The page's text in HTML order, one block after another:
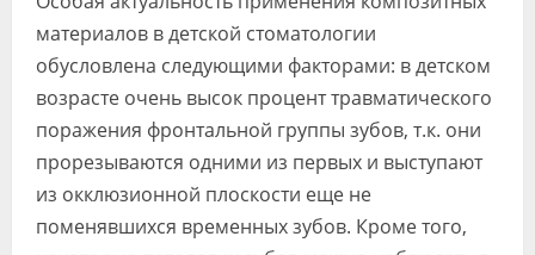
Форум
Клиники
Специалисты
Галерея
материалов в детской стоматологии
обусловлена следующими факторами: в детском
возрасте очень высок процент травматического
поражения фронтальной группы зубов, т.к. они
прорезываются одними из первых и выступают
из окклюзионной плоскости еще не
поменявшихся временных зубов. Кроме того,